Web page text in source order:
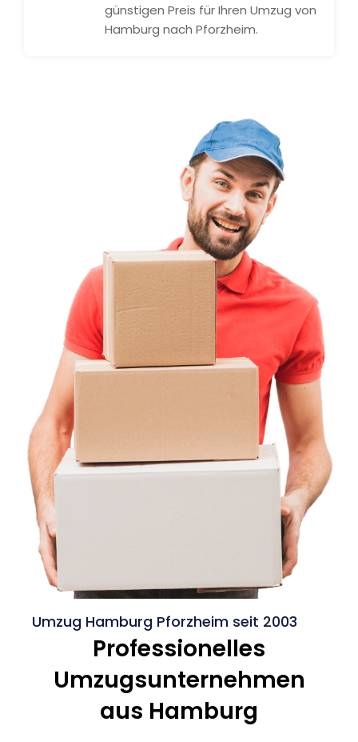
günstigen Preis für Ihren Umzug von
Hamburg nach Pforzheim.
Umzug Hamburg Pforzheim seit 2003
Professionelles
Umzugsunternehmen
aus Hamburg